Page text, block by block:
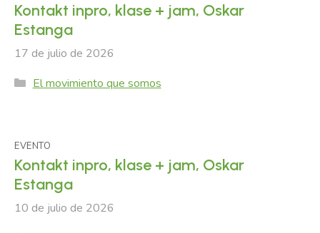
Kontakt inpro, klase + jam, Oskar
Estanga
17 de julio de 2026
Categories
El movimiento que somos
EVENTO
Kontakt inpro, klase + jam, Oskar
Estanga
10 de julio de 2026